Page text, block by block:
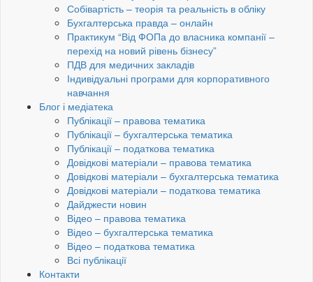
Собівартість – теорія та реальність в обліку
Бухгалтерська правда – онлайн
Практикум “Від ФОПа до власника компанії –
перехід на новий рівень бізнесу”
ПДВ для медичних закладів
Індивідуальні програми для корпоративного
навчання
Блог і медіатека
Публікації – правова тематика
Публікації – бухгалтерська тематика
Публікації – податкова тематика
Довідкові матеріали – правова тематика
Довідкові матеріали – бухгалтерська тематика
Довідкові матеріали – податкова тематика
Дайджести новин
Відео – правова тематика
Відео – бухгалтерська тематика
Відео – податкова тематика
Всі публікації
Контакти